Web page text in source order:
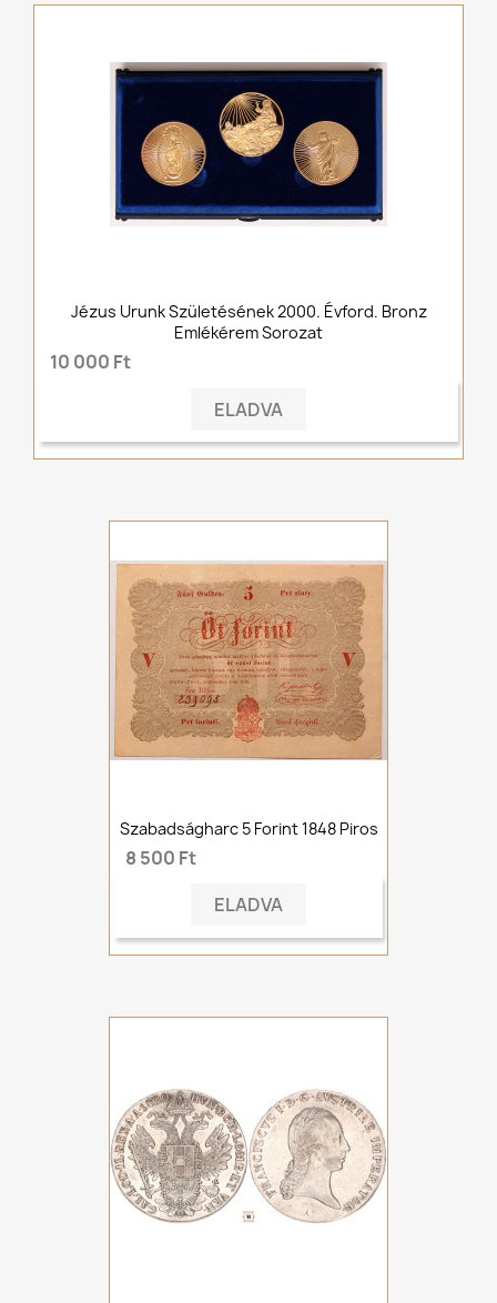
Jézus Urunk Születésének 2000. Évford. Bronz
Emlékérem Sorozat
10 000 Ft
ELADVA
Szabadságharc 5 Forint 1848 Piros
8 500 Ft
ELADVA